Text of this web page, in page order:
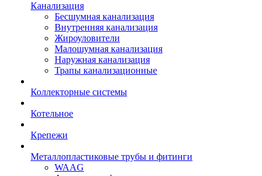
Канализация
Бесшумная канализация
Внутренняя канализация
Жироуловители
Малошумная канализация
Наружная канализация
Трапы канализационные
Коллекторные системы
Котельное
Крепежи
Металлопластиковые трубы и фитинги
WAAG